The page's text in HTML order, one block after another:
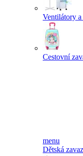
Ventilátory
Cestovní
menu
Dětská